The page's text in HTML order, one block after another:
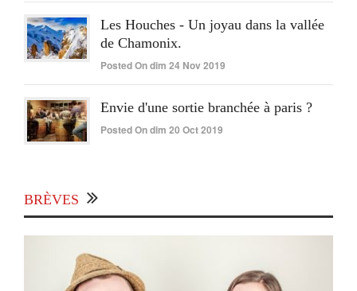
Les Houches - Un joyau dans la vallée
de Chamonix.
Posted On dim 24 Nov 2019
Envie d'une sortie branchée à paris ?
Posted On dim 20 Oct 2019
BRÈVES